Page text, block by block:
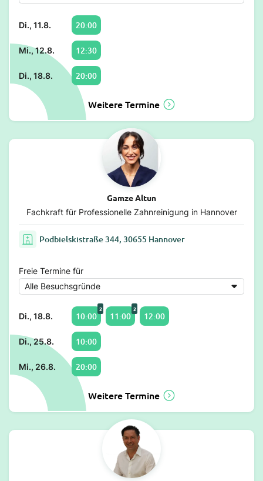
Di., 11.8. 20:00
Mi., 12.8. 12:30
Di., 18.8. 20:00
Weitere Termine
Gamze Altun
Fachkraft für Professionelle Zahnreinigung in Hannover
Podbielskistraße 344, 30655 Hannover
Freie Termine für
Di., 18.8. 10:00
2
11:00
2
12:00
Di., 25.8. 10:00
Mi., 26.8. 20:00
Weitere Termine